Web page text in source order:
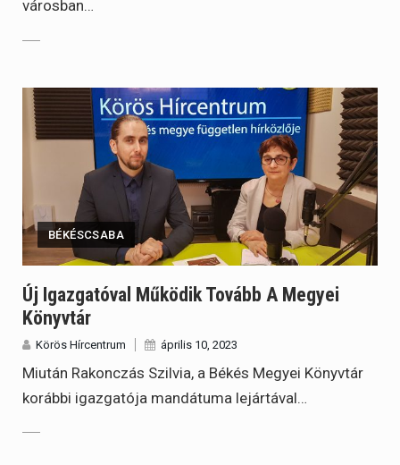
városban…
BÉKÉSCSABA
Új Igazgatóval Működik Tovább A Megyei
Könyvtár
Körös Hírcentrum április 10, 2023
Miután Rakonczás Szilvia, a Békés Megyei Könyvtár
korábbi igazgatója mandátuma lejártával…